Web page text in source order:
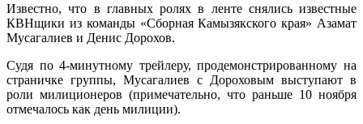
Известно, что в главных ролях в ленте снялись известные
КВНщики из команды «Сборная Камызякского края» Азамат
Мусагалиев и Денис Дорохов.
Судя по 4-минутному трейлеру, продемонстрированному на
страничке группы, Мусагалиев с Дороховым выступают в
роли милиционеров (примечательно, что раньше 10 ноября
отмечалось как день милиции).